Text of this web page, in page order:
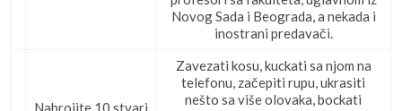
Novog Sada i Beograda, a nekada i
inostrani predavači.
Nabrojite 10 stvari
Zavezati kosu, kuckati sa njom na
telefonu, začepiti rupu, ukrasiti
nešto sa više olovaka, bockati